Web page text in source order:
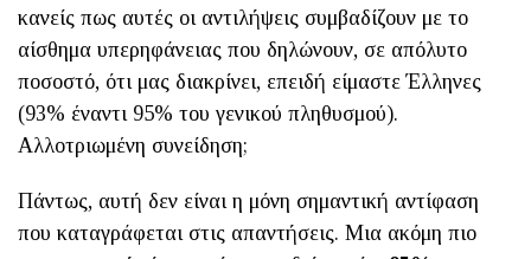
κανείς πως αυτές οι αντιλήψεις συμβαδίζουν με το
αίσθημα υπερηφάνειας που δηλώνουν, σε απόλυτο
ποσοστό, ότι μας διακρίνει, επειδή είμαστε Έλληνες
(93% έναντι 95% του γενικού πληθυσμού).
Αλλοτριωμένη συνείδηση;
Πάντως, αυτή δεν είναι η μόνη σημαντική αντίφαση
που καταγράφεται στις απαντήσεις. Μια ακόμη πιο